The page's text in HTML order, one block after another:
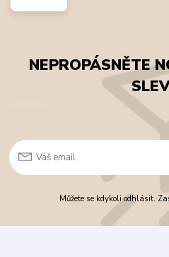
NEPROPÁSNĚTE
Můžete se kdykoli odhlásit.